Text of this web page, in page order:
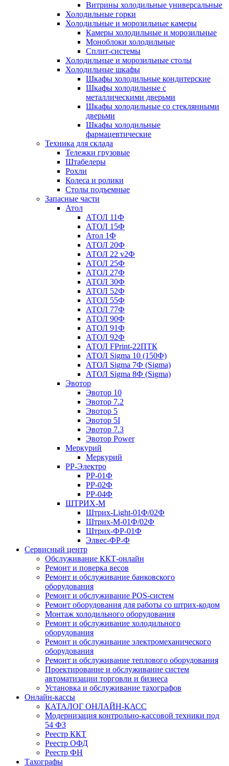
Витрины холодильные универсальные
Холодильные горки
Холодильные и морозильные камеры
Камеры холодильные и морозильные
Моноблоки холодильные
Сплит-системы
Холодильные и морозильные столы
Холодильные шкафы
Шкафы холодильные кондитерские
Шкафы холодильные с
металлическими дверьми
Шкафы холодильные со стеклянными
дверьми
Шкафы холодильные
фармацевтические
Техника для склада
Тележки грузовые
Штабелеры
Рохли
Колеса и ролики
Столы подъемные
Запасные части
Атол
АТОЛ 11Ф
АТОЛ 15Ф
Атол 1Ф
АТОЛ 20Ф
АТОЛ 22 v2Ф
АТОЛ 25Ф
АТОЛ 27Ф
АТОЛ 30Ф
АТОЛ 52Ф
АТОЛ 55Ф
АТОЛ 77Ф
АТОЛ 90Ф
АТОЛ 91Ф
АТОЛ 92Ф
АТОЛ FPrint-22ПТК
АТОЛ Sigma 10 (150Ф)
АТОЛ Sigma 7Ф (Sigma)
АТОЛ Sigma 8Ф (Sigma)
Эвотор
Эвотор 10
Эвотор 7.2
Эвотор 5
Эвотор 5I
Эвотор 7.3
Эвотор Power
Меркурий
Меркурий
РР-Электро
РР-01Ф
РР-02Ф
РР-04Ф
ШТРИХ-М
Штрих-Light-01Ф/02Ф
Штрих-М-01Ф/02Ф
Штрих-ФР-01Ф
Элвес-ФР-Ф
Сервисный центр
Обслуживание ККТ-онлайн
Ремонт и поверка весов
Ремонт и обслуживание банковского
оборудования
Ремонт и обслуживание POS-систем
Ремонт оборудования для работы со штрих-кодом
Монтаж холодильного оборудования
Ремонт и обслуживание холодильного
оборудования
Ремонт и обслуживание электромеханического
оборудования
Ремонт и обслуживание теплового оборудования
Проектирование и обслуживание систем
автоматизации торговли и бизнеса
Установка и обслуживание тахографов
Онлайн-кассы
КАТАЛОГ ОНЛАЙН-КАСС
Модернизация контрольно-кассовой техники под
54 ФЗ
Реестр ККТ
Реестр ОФД
Реестр ФН
Тахографы